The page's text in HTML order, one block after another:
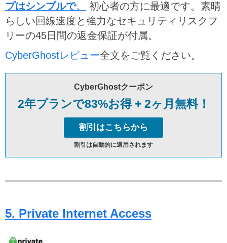
プはシンプルで、
初心者の方に最適です。素晴
らしい回線速度と強力なセキュリティリスクフ
リーの45日間の返金保証が付属。
CyberGhostレビュー全文をご覧ください。
CyberGhostクーポン
2年プランで83%お得 + 2ヶ月無料！
割引はこちらから
割引は自動的に適用されます
5. Private Internet Access